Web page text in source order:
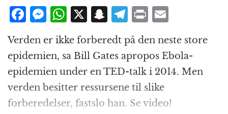
F
a
c
e
b
o
M
ss
e
n
g
W
at
s
A
p
X S
n
a
p
c
h
T
el
e
g
r
a
P
n
t
ai
l
Verden er ikke forberedt på den neste store
epidemien, sa Bill Gates apropos Ebola-
epidemien under en TED-talk i 2014. Men
verden besitter ressursene til slike
forberedelser, fastslo han. Se video!